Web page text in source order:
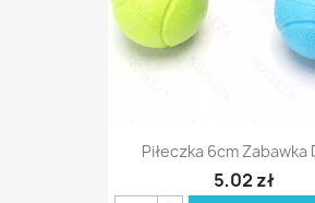
Piłeczka 6cm Zabawka
5,02 zł